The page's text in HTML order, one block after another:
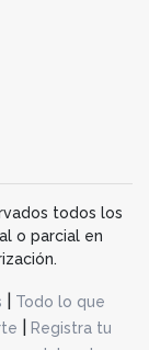
todos los
o parcial en
Todo lo que
Registra tu